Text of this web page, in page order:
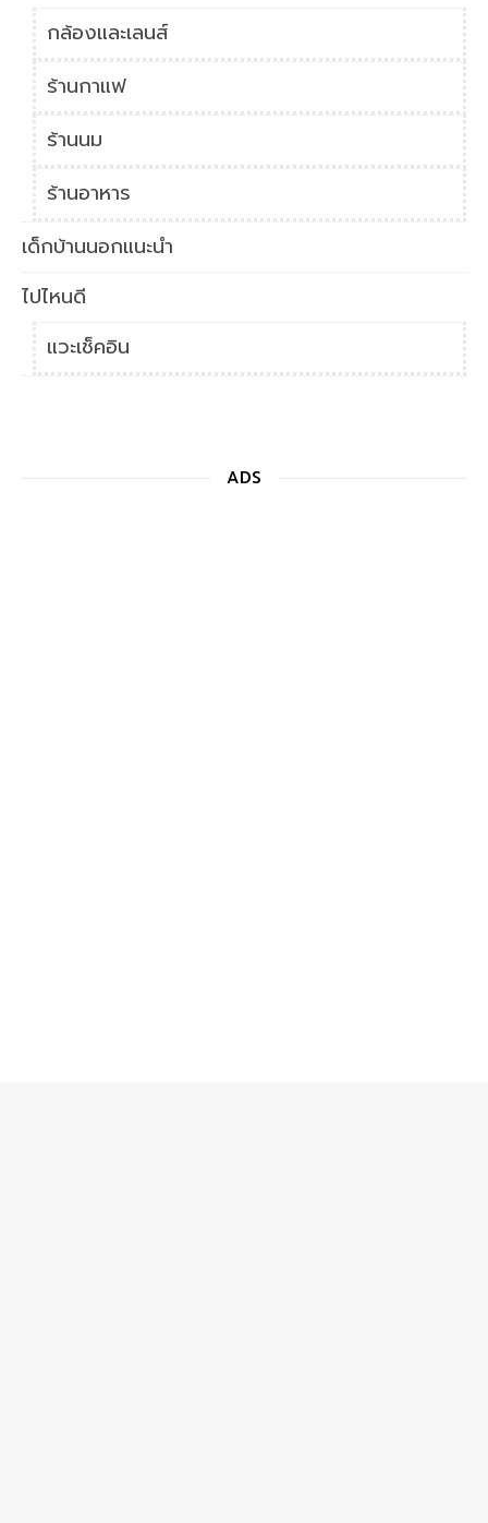
กล้องและเลนส์
ร้านกาแฟ
ร้านนม
ร้านอาหาร
เด็กบ้านนอกแนะนำ
ไปไหนดี
แวะเช็คอิน
ADS